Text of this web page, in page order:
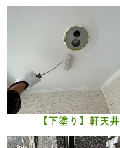
【下塗り】軒天井